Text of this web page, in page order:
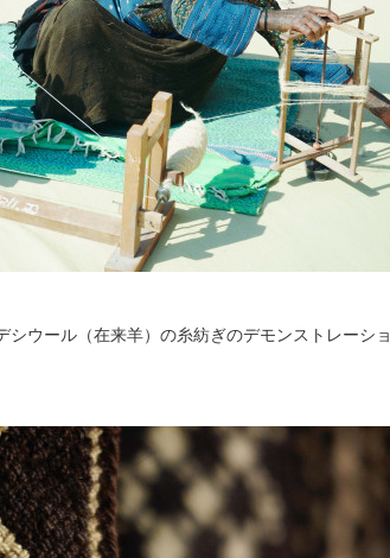
ウール（在来羊）の糸紡ぎのデモンストレーショ